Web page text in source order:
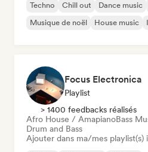
Techno Chill out Dance music
Musique de noël
House music
Focus Electronica
Playlist
> 1400 feedbacks réalisés
Afro House / AmapianoBass
Drum and Bass
Ajouter dans ma/mes playlist(s)